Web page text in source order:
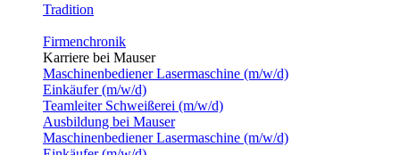
Tradition
Firmenchronik
Karriere bei Mauser
Maschinenbediener Lasermaschine (m/w/d)
Einkäufer (m/w/d)
Teamleiter Schweißerei (m/w/d)
Ausbildung bei Mauser
Maschinenbediener Lasermaschine (m/w/d)